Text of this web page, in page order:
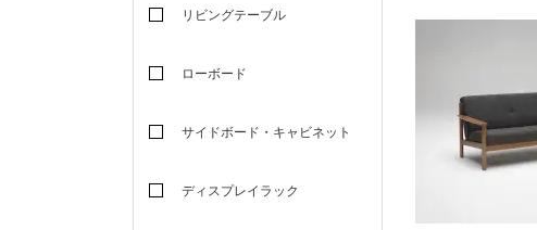
リビングテーブル
ローボード
サイドボード・キャビネット
ディスプレイラック